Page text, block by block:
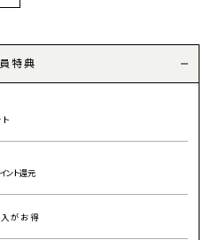
特典
ント還元
がお得